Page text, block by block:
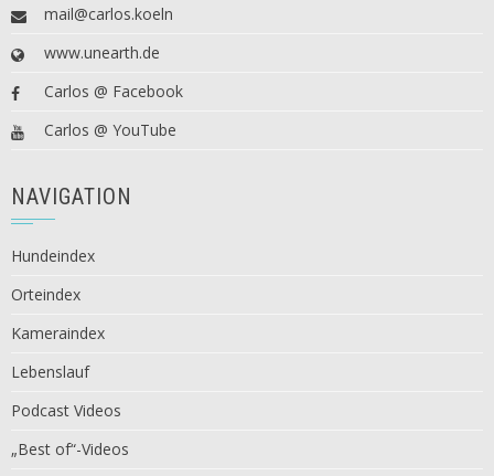
mail@carlos.koeln
www.unearth.de
Carlos @ Facebook
Carlos @ YouTube
NAVIGATION
Hundeindex
Orteindex
Kameraindex
Lebenslauf
Podcast Videos
„Best of“-Videos